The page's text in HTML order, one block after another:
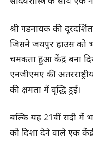
श्री गडनायक की
जिसने जयपुर हाउस को
चमकता हुआ केंद्र बना
एनजीएमए की
की क्षमता में वृद्धि हुई।
बल्कि यह 21वीं सदी में
को दिशा देने वाले एक